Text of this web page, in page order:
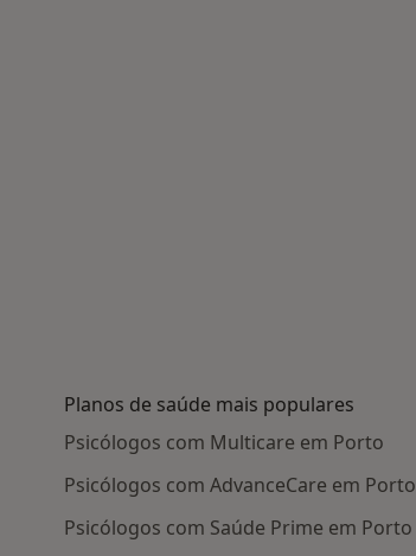
Planos de saúde mais populares
Psicólogos com Multicare em Porto
Psicólogos com AdvanceCare em Porto
Psicólogos com Saúde Prime em Porto